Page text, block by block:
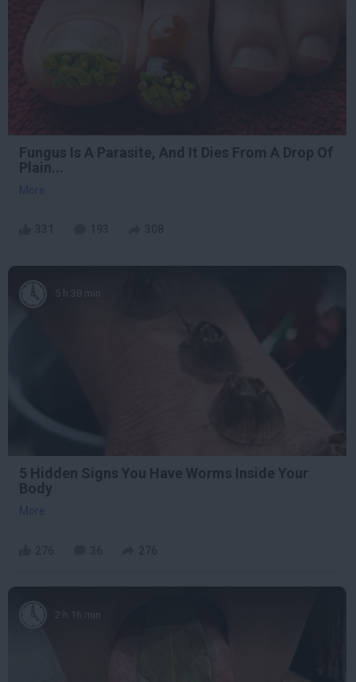
Fungus Is A Parasite, And It Dies From A Drop Of
Plain...
More
5 h 38 min
5 Hidden Signs You Have Worms Inside Your
Body
More
2 h 16 min